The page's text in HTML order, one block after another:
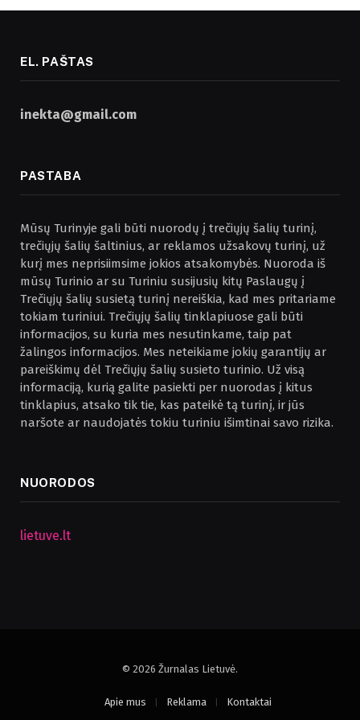
EL. PAŠTAS
inekta@gmail.com
PASTABA
Mūsų Turinyje gali būti nuorodų į trečiųjų šalių turinį,
trečiųjų šalių šaltinius, ar reklamos užsakovų turinį, už
kurį mes neprisiimsime jokios atsakomybės. Nuoroda iš
mūsų Turinio ar su Turiniu susijusių kitų Paslaugų į
Trečiųjų šalių susietą turinį nereiškia, kad mes pritariame
tokiam turiniui. Trečiųjų šalių tinklapiuose gali būti
informacijos, su kuria mes nesutinkame, taip pat
žalingos informacijos. Mes neteikiame jokių garantijų ar
pareiškimų dėl Trečiųjų šalių susieto turinio. Už visą
informaciją, kurią galite pasiekti per nuorodas į kitus
tinklapius, atsako tik tie, kas pateikė tą turinį, ir jūs
naršote ar naudojatės tokiu turiniu išimtinai savo rizika.
NUORODOS
lietuve.lt
© 2026 Žurnalas Lietuvė.
Apie mus Reklama Kontaktai